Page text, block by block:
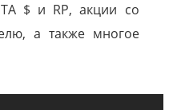
$ и RP, акции со
а также многое